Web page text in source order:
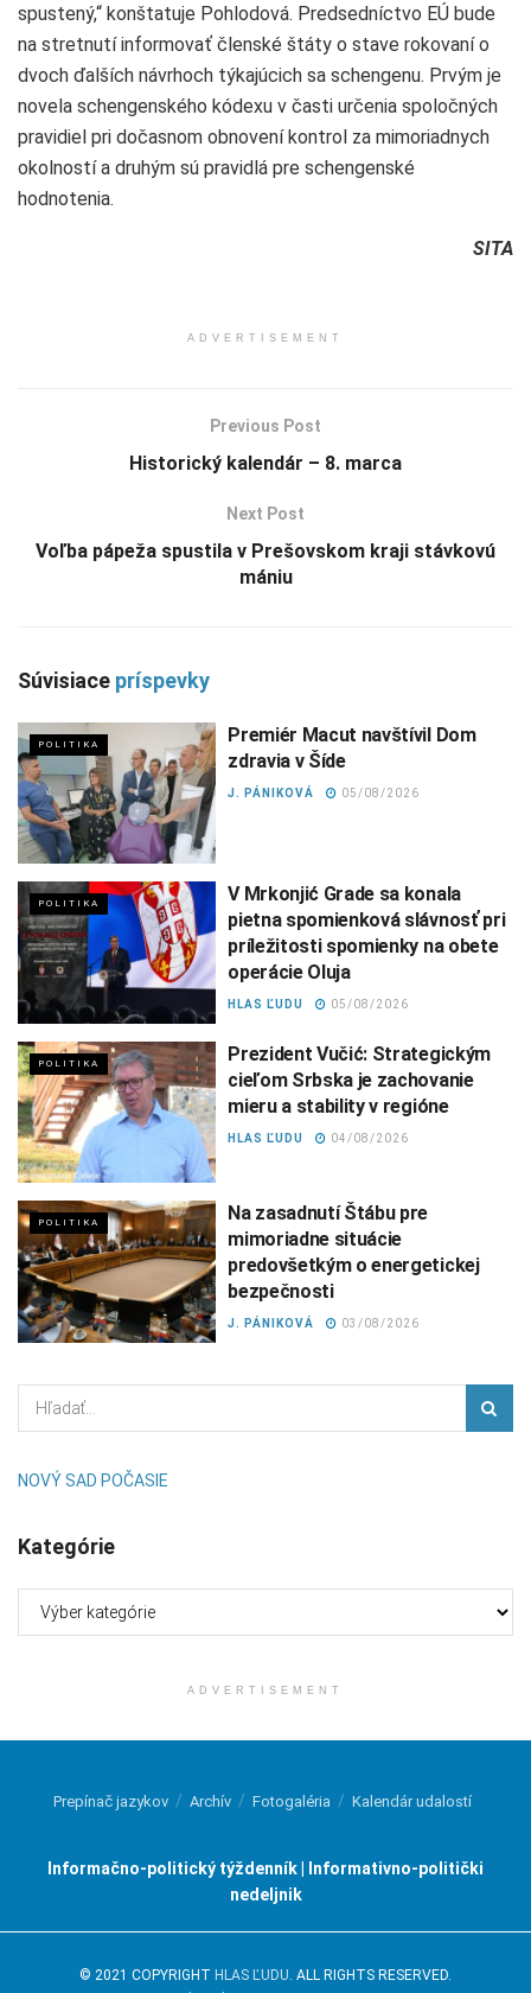
spustený,“ konštatuje Pohlodová. Predsedníctvo EÚ bude
na stretnutí informovať členské štáty o stave rokovaní o
dvoch ďalších návrhoch týkajúcich sa schengenu. Prvým je
novela schengenského kódexu v časti určenia spoločných
pravidiel pri dočasnom obnovení kontrol za mimoriadnych
okolností a druhým sú pravidlá pre schengenské
hodnotenia.
SITA
ADVERTISEMENT
Previous Post
Historický kalendár – 8. marca
Next Post
Voľba pápeža spustila v Prešovskom kraji stávkovú
mániu
Súvisiace príspevky
POLITIKA
Premiér Macut navštívil Dom
zdravia v Šíde
J. PÁNIKOVÁ 05/08/2026
POLITIKA
V Mrkonjić Grade sa konala
pietna spomienková slávnosť pri
príležitosti spomienky na obete
operácie Oluja
HLAS ĽUDU 05/08/2026
POLITIKA
Prezident Vučić: Strategickým
cieľom Srbska je zachovanie
mieru a stability v regióne
HLAS ĽUDU 04/08/2026
POLITIKA
Na zasadnutí Štábu pre
mimoriadne situácie
predovšetkým o energetickej
bezpečnosti
J. PÁNIKOVÁ 03/08/2026
NOVÝ SAD POČASIE
Kategórie
ADVERTISEMENT
Prepínač jazykov Archív Fotogaléria Kalendár udalostí
Informačno-politický týždenník | Informativno-politički
nedeljnik
© 2021 COPYRIGHT HLAS ĽUDU. ALL RIGHTS RESERVED.